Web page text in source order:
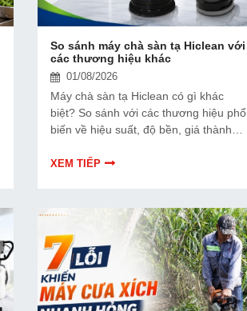
So sánh máy chà sàn tạ Hiclean với
các thương hiệu khác
01/08/2026
Máy chà sàn tạ Hiclean có gì khác
biệt? So sánh với các thương hiệu phổ
biến về hiệu suất, độ bền, giá thành
bị phù hợp.
XEM TIẾP